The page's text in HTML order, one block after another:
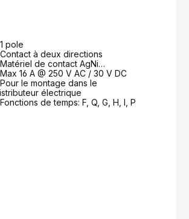
pole
à deux directions
de contact AgNi
16 A @ 250 V AC / 30 V DC
le montage dans le
électrique
de temps: F, Q, G, H, I, P